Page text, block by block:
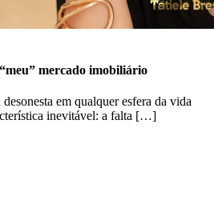
mercado imobiliário
em qualquer esfera da vida
inevitável: a falta […]